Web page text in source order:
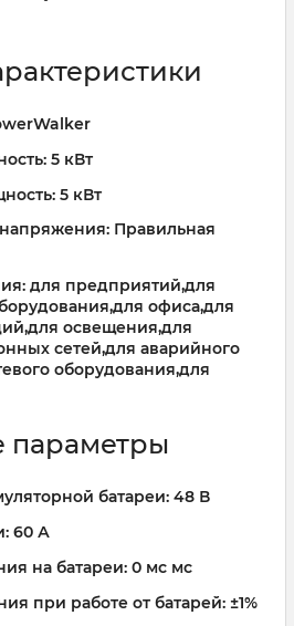
5 кВт
5 кВт
Правильная
для предприятий,для
офиса,для
освещения,для
сетей,для аварийного
оборудования,для
параметры
батареи: 48 В
60 А
на батареи: 0 мс мс
при работе от батарей: ±1%